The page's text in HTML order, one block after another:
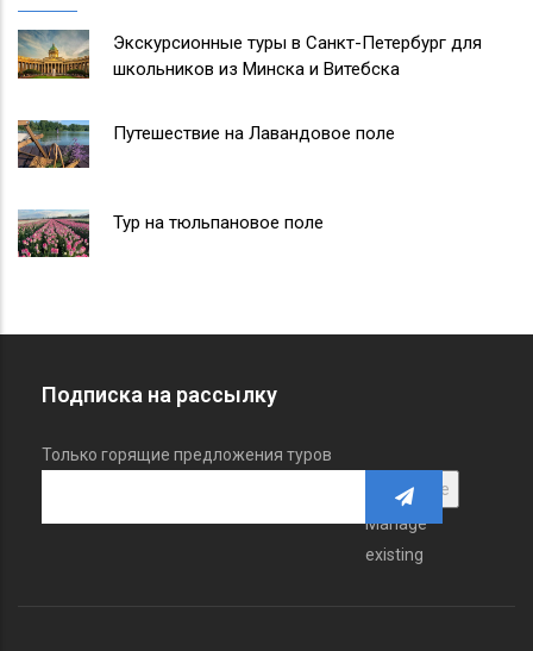
Экскурсионные туры в Санкт-Петербург для
школьников из Минска и Витебска
Путешествие на Лавандовое поле
Тур на тюльпановое поле
Подписка на рассылку
Только горящие предложения туров
Manage
existing